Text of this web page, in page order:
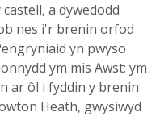
a dywedodd
nes i'r brenin orfod
yn pwyso
ym mis Awst; ym
ar ôl i fyddin y brenin
Heath, gwysiwyd